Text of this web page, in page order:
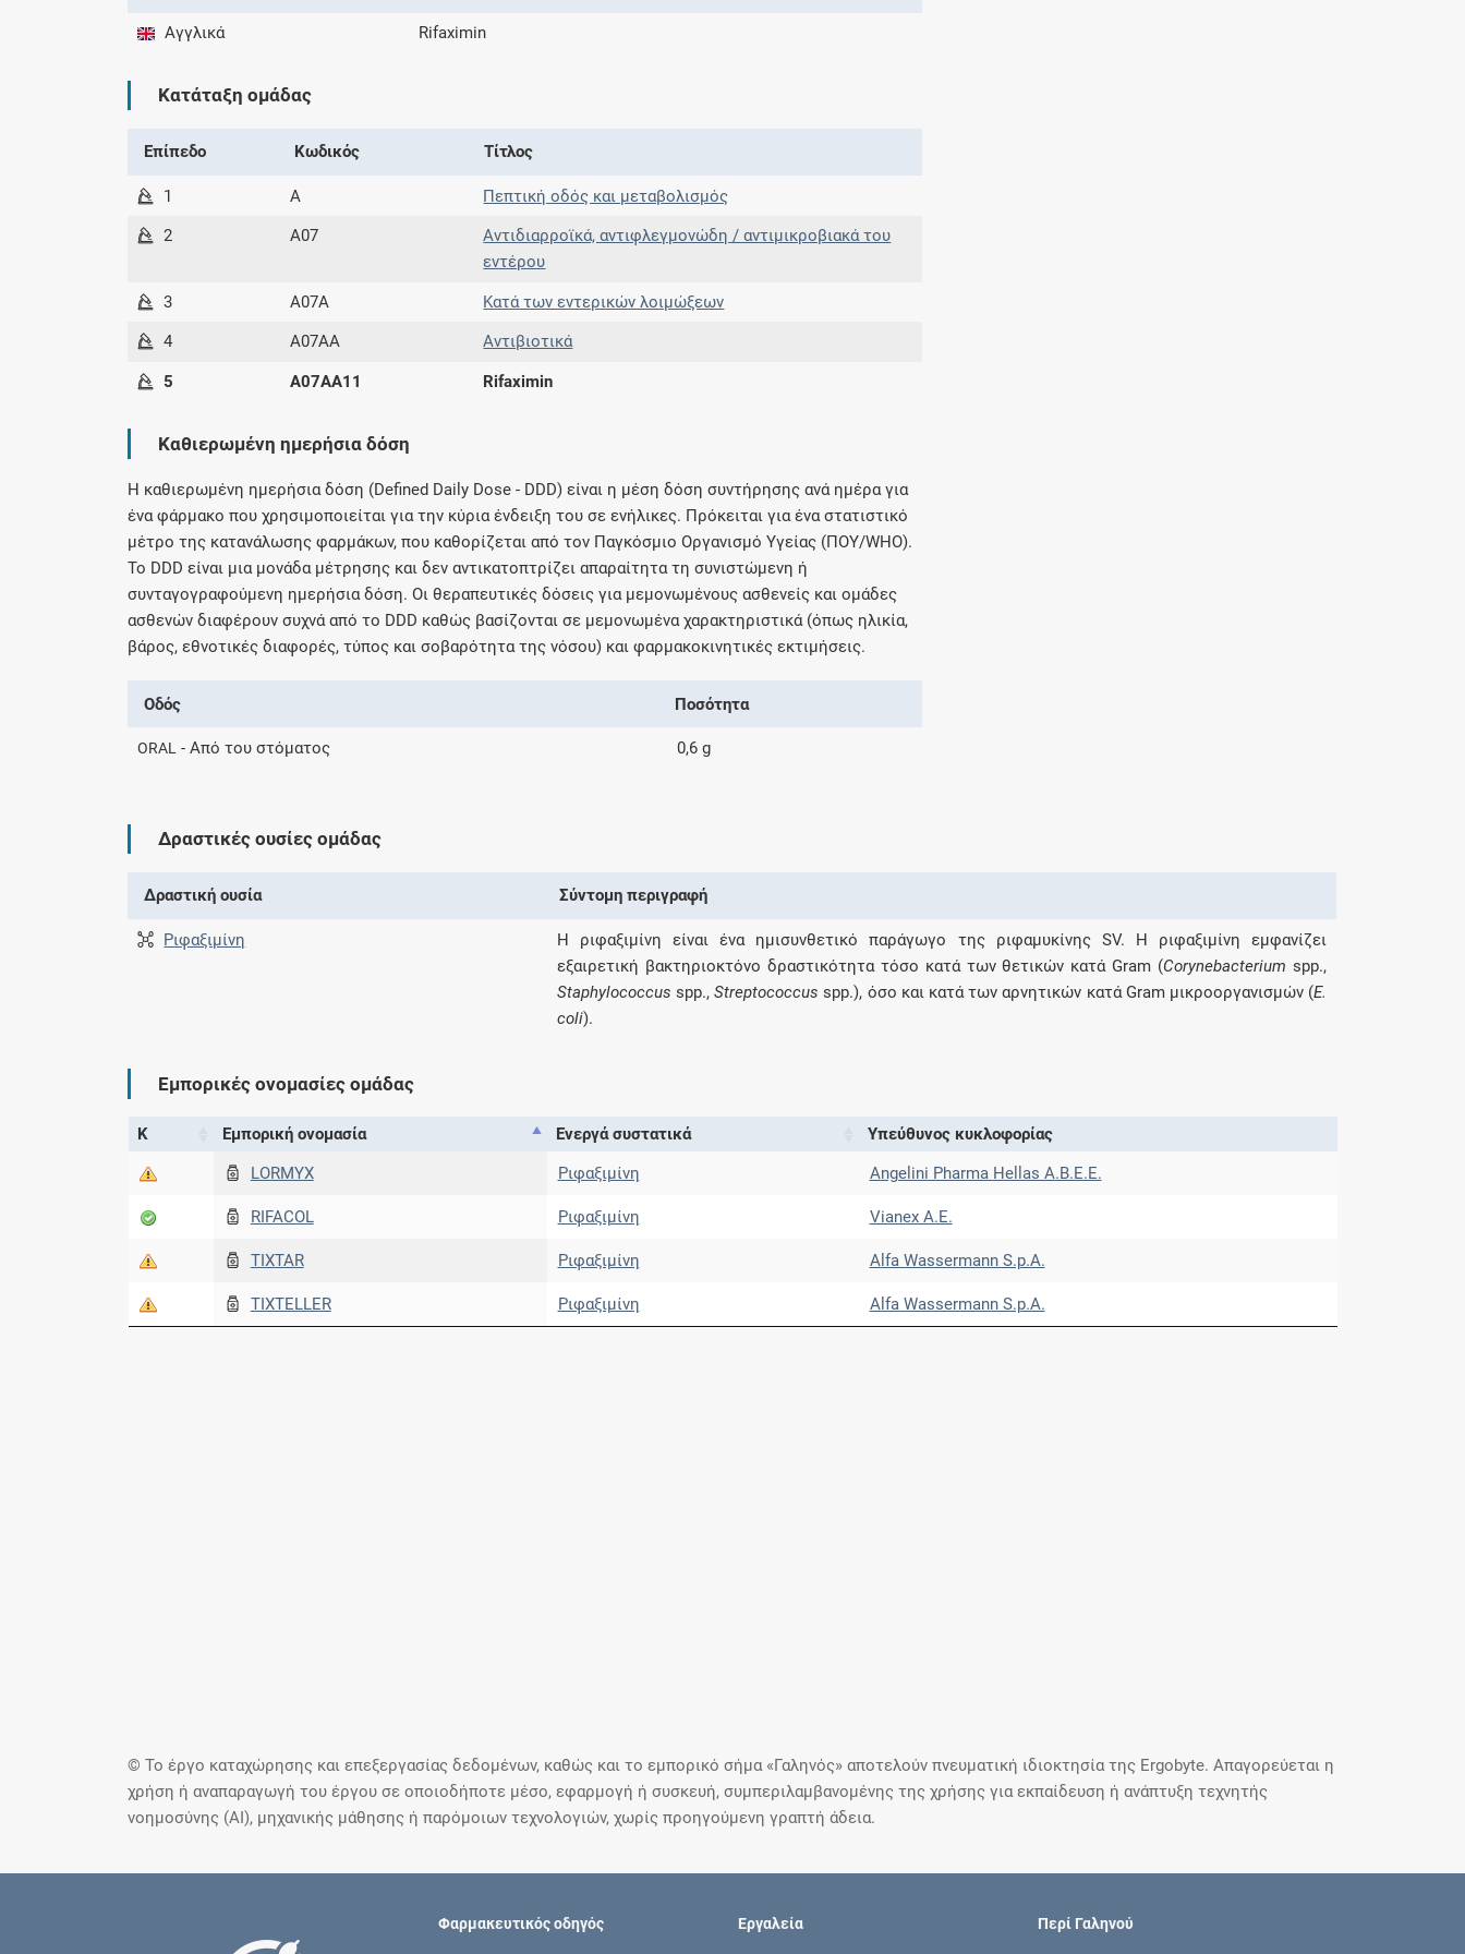
νόσους, συμπτώματα και ιατρικές πράξεις
Μοιραζόμαστε μαζί σας γεγονότα της
πορείας του Galinos.gr από το 2011 μέχρι
σήμερα
Αγγλικά Rifaximin
Κατάταξη ομάδας
Επίπεδο Κωδικός Τίτλος
1 A Πεπτική οδός και μεταβολισμός
2 A07
Αντιδιαρροϊκά, αντιφλεγμονώδη / αντιμικροβιακά του
εντέρου
3 A07A Κατά των εντερικών λοιμώξεων
4 A07AA Αντιβιοτικά
5 A07AA11 Rifaximin
Καθιερωμένη ημερήσια δόση
H καθιερωμένη ημερήσια δόση (Defined Daily Dose - DDD) είναι η μέση δόση συντήρησης ανά ημέρα για
ένα φάρμακο που χρησιμοποιείται για την κύρια ένδειξη του σε ενήλικες. Πρόκειται για ένα στατιστικό
μέτρο της κατανάλωσης φαρμάκων, που καθορίζεται από τον Παγκόσμιο Οργανισμό Υγείας (ΠΟΥ/WHO).
Το DDD είναι μια μονάδα μέτρησης και δεν αντικατοπτρίζει απαραίτητα τη συνιστώμενη ή
συνταγογραφούμενη ημερήσια δόση. Οι θεραπευτικές δόσεις για μεμονωμένους ασθενείς και ομάδες
ασθενών διαφέρουν συχνά από το DDD καθώς βασίζονται σε μεμονωμένα χαρακτηριστικά (όπως ηλικία,
βάρος, εθνοτικές διαφορές, τύπος και σοβαρότητα της νόσου) και φαρμακοκινητικές εκτιμήσεις.
Οδός Ποσότητα
ORAL - Από του στόματος 0,6 g
Δραστικές ουσίες ομάδας
Δραστική ουσία Σύντομη περιγραφή
Ριφαξιμίνη
Η ριφαξιμίνη είναι ένα ημισυνθετικό παράγωγο της ριφαμυκίνης SV. Η ριφαξιμίνη εμφανίζει
εξαιρετική βακτηριοκτόνο δραστικότητα τόσο κατά των θετικών κατά Gram (Corynebacterium spp.,
Staphylococcus spp.,Streptococcus spp.), όσο και κατά των αρνητικών κατά Gram μικροοργανισμών (Ε.
coli).
Εμπορικές ονομασίες ομάδας
Κ Εμπορική ονομασία Ενεργά συστατικά
Υπεύθυνος κυκλοφορίας
LORMYX
Ριφαξιμίνη Angelini Pharma Hellas Α.Β.Ε.Ε.
RIFACOL Ριφαξιμίνη Vianex A.E.
TIXTAR Ριφαξιμίνη Alfa Wassermann S.p.A.
TIXTELLER Ριφαξιμίνη Alfa Wassermann S.p.A.
© Το έργο καταχώρησης και επεξεργασίας δεδομένων, καθώς και το εμπορικό σήμα «Γαληνός» αποτελούν πνευματική ιδιοκτησία της Ergobyte. Απαγορεύεται η
χρήση ή αναπαραγωγή του έργου σε οποιοδήποτε μέσο, εφαρμογή ή συσκευή, συμπεριλαμβανομένης της χρήσης για εκπαίδευση ή ανάπτυξη τεχνητής
νοημοσύνης (AI), μηχανικής μάθησης ή παρόμοιων τεχνολογιών, χωρίς προηγούμενη γραπτή άδεια.
Φαρμακευτικός οδηγός Εργαλεία Περί Γαληνού